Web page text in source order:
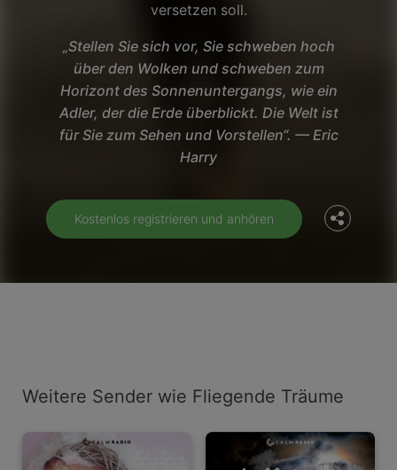
versetzen soll.
„Stellen Sie sich vor, Sie schweben hoch
über den Wolken und schweben zum
Horizont des Sonnenuntergangs, wie ein
Adler, der die Erde überblickt. Die Welt ist
für Sie zum Sehen und Vorstellen“. — Eric
Harry
Kostenlos registrieren und anhören
Facebook
Weitere Sender wie Fliegende Träume